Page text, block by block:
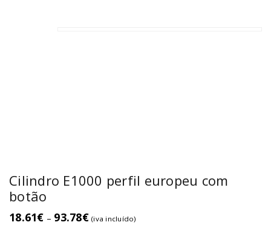
Cilindro E1000 perfil europeu com
botão
18.61€ – 93.78€ (iva incluído)